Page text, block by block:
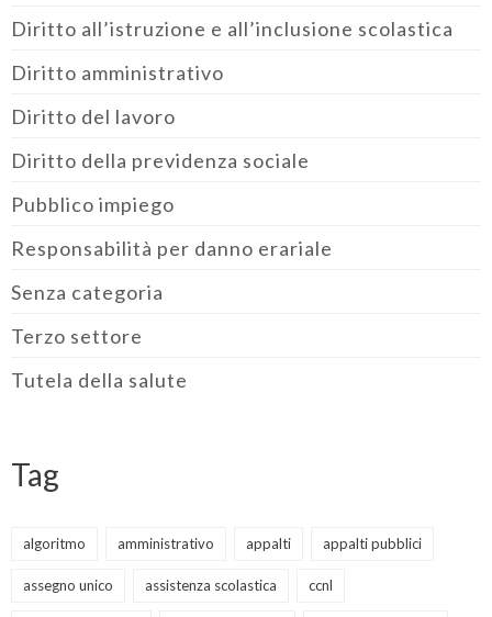
Diritto all’istruzione e all’inclusione scolastica
Diritto amministrativo
Diritto del lavoro
Diritto della previdenza sociale
Pubblico impiego
Responsabilità per danno erariale
Senza categoria
Terzo settore
Tutela della salute
Tag
algoritmo amministrativo appalti appalti pubblici
assegno unico assistenza scolastica ccnl